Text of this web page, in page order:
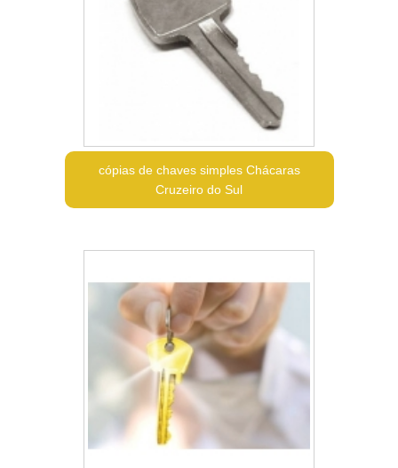
cópias de chaves simples Chácaras
Cruzeiro do Sul